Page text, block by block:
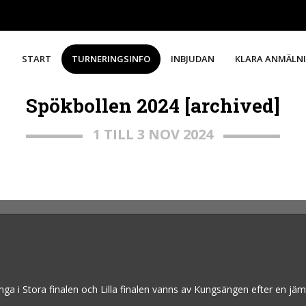
START TURNERINGSINFO INBJUDAN KLARA
Spökbollen 2024 [archived]
1 TILL 3 NOV 2024
i Stora finalen och Lilla finalen vanns av Kungsängen efter en